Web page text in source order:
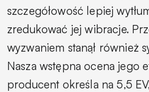
szczegółowość lepiej
zredukować jej wibracje.
wyzwaniem stanął również
Nasza wstępna ocena jego
producent określa na 5,5